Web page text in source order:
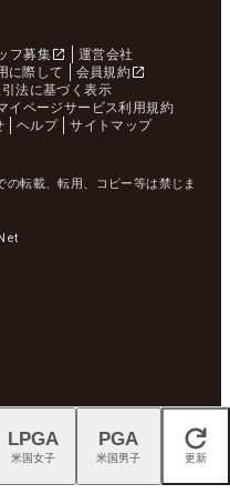
フ募集
運営会社
に際して
会員規約
法に基づく表示
イページサービス利用規約
ヘルプ サイトマップ
転載、転用、コピー等は禁じま
閉じる
LPGA
米国女子
PGA
米国男子 更新